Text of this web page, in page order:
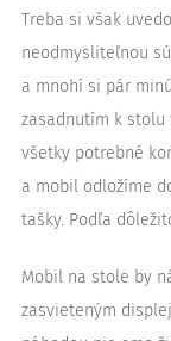
Treba si však
neodmysliteľnou
a mnohí si pár
zasadnutím k stolu
všetky potrebné
a mobil odložíme
tašky. Podľa
Mobil na stole by
zasvieteným